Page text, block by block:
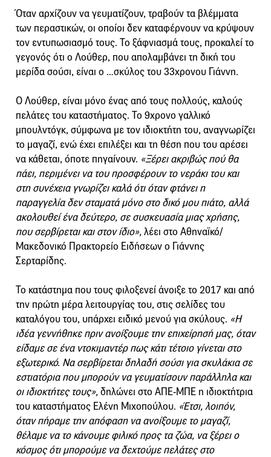
Όταν αρχίζουν να γευματίζουν, τραβούν τα βλέμματα
των περαστικών, οι οποίοι δεν καταφέρνουν να κρύψουν
τον εντυπωσιασμό τους. Το ξάφνιασμά τους, προκαλεί το
γεγονός ότι ο Λούθερ, που απολαμβάνει τη δική του
μερίδα σούσι, είναι ο …σκύλος του 33χρονου Γιάννη.
Ο Λούθερ, είναι μόνο ένας από τους πολλούς, καλούς
πελάτες του καταστήματος. Το 9χρονο γαλλικό
μπουλντόγκ, σύμφωνα με τον ιδιοκτήτη του, αναγνωρίζει
το μαγαζί, ενώ έχει επιλέξει και τη θέση που του αρέσει
να κάθεται, όποτε πηγαίνουν. «Ξέρει ακριβώς πού θα
πάει, περιμένει να του προσφέρουν το νεράκι του και
στη συνέχεια γνωρίζει καλά ότι όταν φτάνει η
παραγγελία δεν σταματά μόνο στο δικό μου πιάτο, αλλά
ακολουθεί ένα δεύτερο, σε συσκευασία μιας χρήσης,
που σερβίρεται και στον ίδιο»,λέει στο Αθηναϊκό/
Μακεδονικό Πρακτορείο Ειδήσεων ο Γιάννης
Σερταρίδης.
Το κατάστημα που τους φιλοξενεί άνοιξε το 2017 και από
την πρώτη μέρα λειτουργίας του, στις σελίδες του
καταλόγου του, υπάρχει ειδικό μενού για σκύλους. «Η
ιδέα γεννήθηκε πριν ανοίξουμε την επιχείρησή μας, όταν
είδαμε σε ένα ντοκιμαντέρ πως κάτι τέτοιο γίνεται στο
εξωτερικό. Να σερβίρεται δηλαδή σούσι για σκυλάκια σε
εστιατόρια που μπορούν να γευματίσουν παράλληλα και
οι ιδιοκτήτες τους»,δηλώνει στο ΑΠΕ-ΜΠΕ η ιδιοκτήτρια
του καταστήματος Ελένη Μιχοπούλου. «Έτσι, λοιπόν,
όταν πήραμε την απόφαση να ανοίξουμε το μαγαζί,
θέλαμε να το κάνουμε φιλικό προς τα ζώα, να ξέρει ο
κόσμος ότι μπορούμε να δεχτούμε πελάτες στο